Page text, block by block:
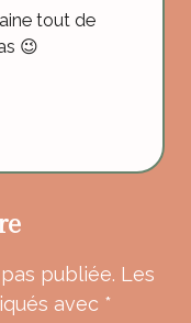
tout de
😉
publiée. Les
avec *